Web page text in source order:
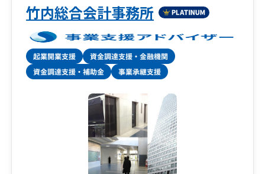
相続対策、事業承継などの特殊業務まで、経営に
関わることであれば何でもお気軽にご相談くださ
い。
竹内総合会計事務所